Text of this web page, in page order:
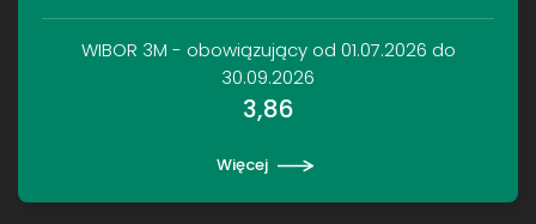
WIBOR 3M - obowiązujący od 01.07.2026 do
30.09.2026
3,86
Więcej